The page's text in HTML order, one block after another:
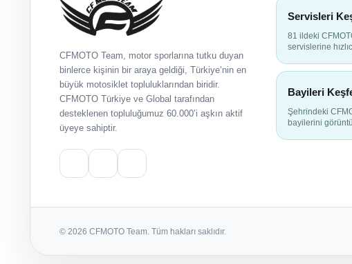
CFMOTO Team, motor sporlarına tutku duyan
binlerce kişinin bir araya geldiği, Türkiye’nin en
büyük motosiklet topluluklarından biridir.
CFMOTO Türkiye ve Global tarafından
desteklenen topluluğumuz 60.000’i aşkın aktif
üyeye sahiptir.
Servisleri
81 ildeki
servislerine
Bayileri
Şehrindeki
bayilerini
© 2026 CFMOTO Team. Tüm hakları saklıdır.